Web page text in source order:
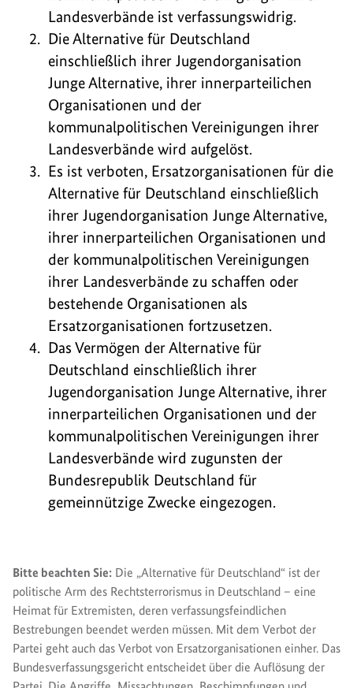
Landesverbände ist verfassungswidrig.
Die Alternative für Deutschland
einschließlich ihrer Jugendorganisation
Junge Alternative, ihrer innerparteilichen
Organisationen und der
kommunalpolitischen Vereinigungen ihrer
Landesverbände wird aufgelöst.
Es ist verboten, Ersatzorganisationen für die
Alternative für Deutschland einschließlich
ihrer Jugendorganisation Junge Alternative,
ihrer innerparteilichen Organisationen und
der kommunalpolitischen Vereinigungen
ihrer Landesverbände zu schaffen oder
bestehende Organisationen als
Ersatzorganisationen fortzusetzen.
Das Vermögen der Alternative für
Deutschland einschließlich ihrer
Jugendorganisation Junge Alternative, ihrer
innerparteilichen Organisationen und der
kommunalpolitischen Vereinigungen ihrer
Landesverbände wird zugunsten der
Bundesrepublik Deutschland für
gemeinnützige Zwecke eingezogen.
Bitte beachten Sie: Die „Alternative für Deutschland“ ist der
politische Arm des Rechtsterrorismus in Deutschland – eine
Heimat für Extremisten, deren verfassungsfeindlichen
Bestrebungen beendet werden müssen. Mit dem Verbot der
Partei geht auch das Verbot von Ersatzorganisationen einher. Das
Bundesverfassungsgericht entscheidet über die Auflösung der